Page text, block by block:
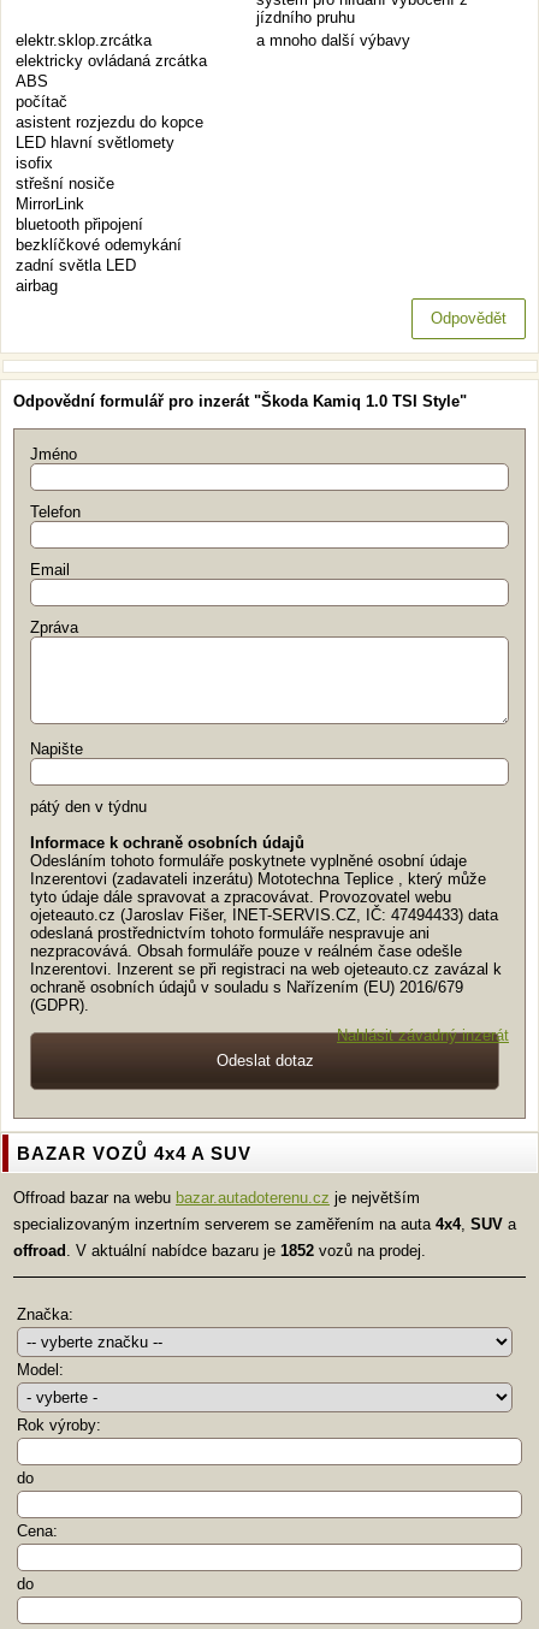
jízdního pruhu
elektr.sklop.zrcátka
elektricky ovládaná zrcátka
ABS
počítač
asistent rozjezdu do kopce
LED hlavní světlomety
isofix
střešní nosiče
MirrorLink
bluetooth připojení
bezklíčkové odemykání
zadní světla LED
airbag
a mnoho další výbavy
Odpovědět
Odpovědní formulář pro inzerát "Škoda Kamiq 1.0 TSI Style"
Jméno
Telefon
Email
Zpráva
Napište
pátý den v týdnu
Informace k ochraně osobních údajů
Odesláním tohoto formuláře poskytnete vyplněné osobní údaje
Inzerentovi (zadavateli inzerátu) Mototechna Teplice , který může
tyto údaje dále spravovat a zpracovávat. Provozovatel webu
ojeteauto.cz (Jaroslav Fišer, INET-SERVIS.CZ, IČ: 47494433) data
odeslaná prostřednictvím tohoto formuláře nespravuje ani
nezpracovává. Obsah formuláře pouze v reálném čase odešle
Inzerentovi. Inzerent se při registraci na web ojeteauto.cz zavázal k
ochraně osobních údajů v souladu s Nařízením (EU) 2016/679
(GDPR).
Nahlásit závadný inzerát
BAZAR VOZŮ 4x4 A SUV
Offroad bazar na webu bazar.autadoterenu.cz je největším
specializovaným inzertním serverem se zaměřením na auta 4x4, SUV a
offroad . V aktuální nabídce bazaru je 1852 vozů na prodej.
Značka:
Model:
Rok výroby:
do
Cena:
do